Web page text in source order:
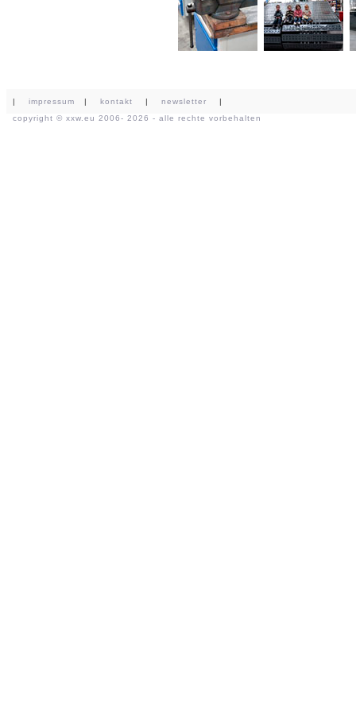
| impressum | kontakt | newsletter |
copyright © xxw.eu 2006- 2026 - alle rechte vorbehalten